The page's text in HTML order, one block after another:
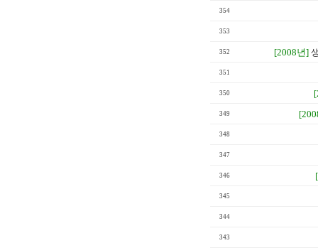
354
353
352 [2008년]
351
350
349
348
347
346
345
344
343